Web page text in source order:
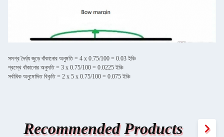
সমগ্র দৈর্ঘ্য জুড়ে বাঁকানোর অনুমতি = 4 x 0.75/100 = 0.03 ইঞ্চি
প্রস্থে বাঁকানোর অনুমতি = 3 x 0.75/100 = 0.0225 ইঞ্চি
সর্বাধিক অনুমোদিত বিকৃতি = 2 x 5 x 0.75/100 = 0.075 ইঞ্চি
Recommended Products